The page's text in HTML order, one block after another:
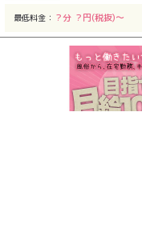
最低料金： ？分 ？円(税抜)〜